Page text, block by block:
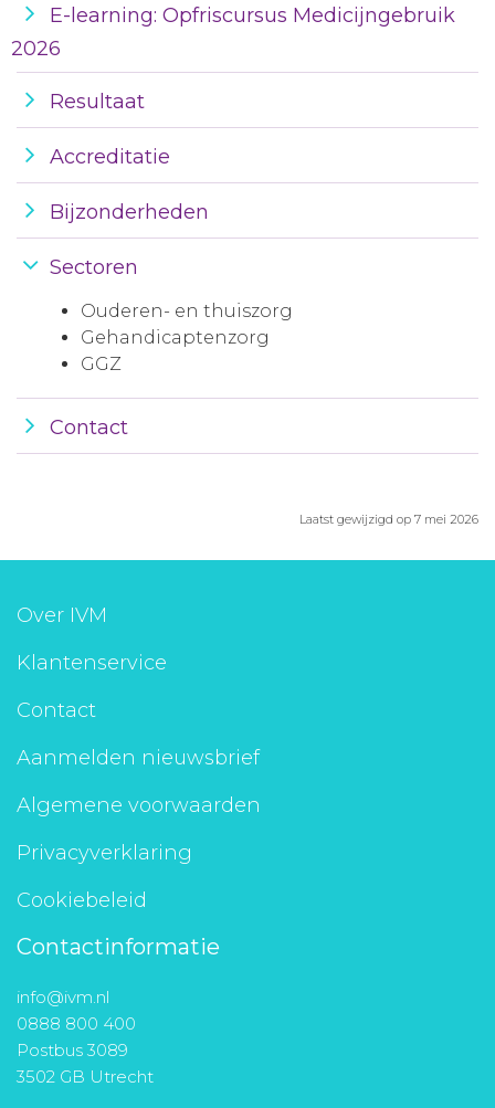
E-learning: Opfriscursus Medicijngebruik
2026
Resultaat
Accreditatie
Bijzonderheden
Sectoren
Ouderen- en thuiszorg
Gehandicaptenzorg
GGZ
Contact
Laatst gewijzigd op 7 mei 2026
Over IVM
Klantenservice
Contact
Aanmelden nieuwsbrief
Algemene voorwaarden
Privacyverklaring
Cookiebeleid
Contactinformatie
info@ivm.nl
0888 800 400
Postbus 3089
3502 GB Utrecht